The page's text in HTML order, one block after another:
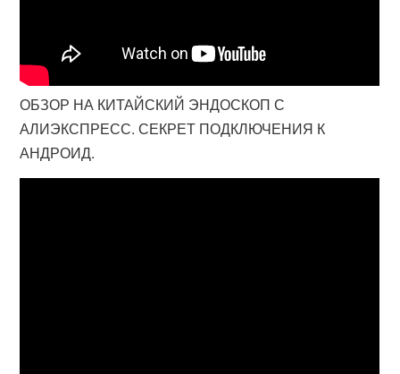
ОБЗОР НА КИТАЙСКИЙ ЭНДОСКОП С
АЛИЭКСПРЕСС. СЕКРЕТ ПОДКЛЮЧЕНИЯ К
АНДРОИД.